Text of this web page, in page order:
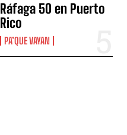
Ráfaga 50 en Puerto
Rico
PA’QUE VAYAN